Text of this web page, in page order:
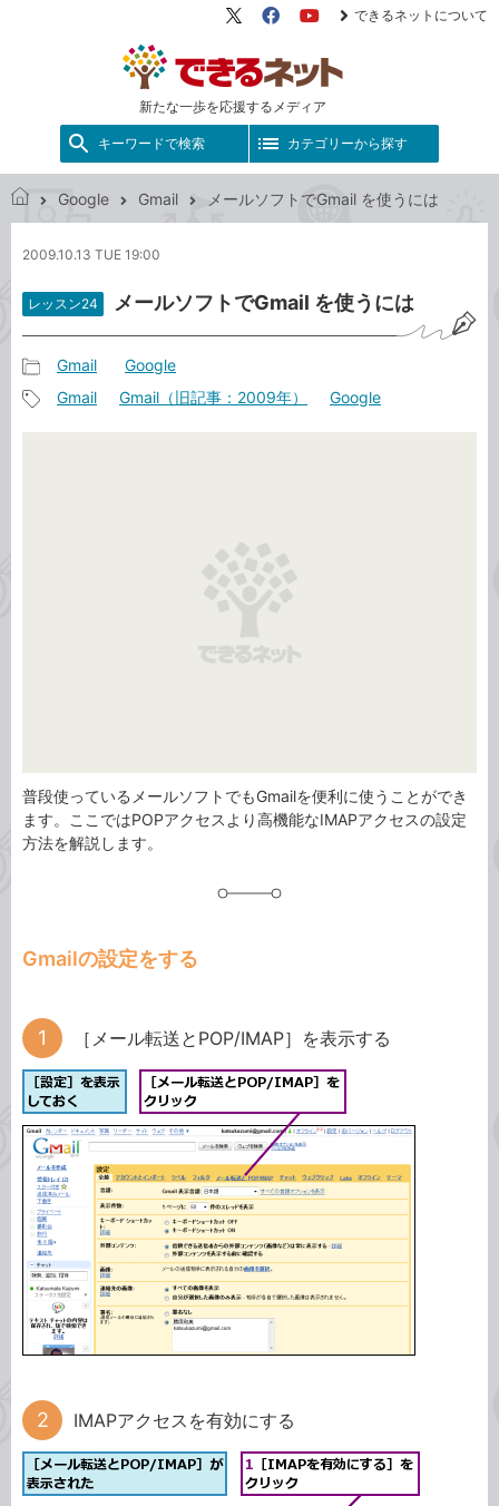
新たな一歩を応援するメディア
X（旧
FacebookYouTube
できるネットについて
キーワードで検索 カテゴリーから探す
る
ッ
ト
Google Gmail メールソフトでGmail を使うには
2009.10.13 TUE 19:00
レッスン24 メールソフトでGmail を使うには
事
カ
Gmail Google
Gmail Gmail（旧記事：2009年） Google
普段使っているメールソフトでもGmailを便利に使うことができ
ます。ここではPOPアクセスより高機能なIMAPアクセスの設定
方法を解説します。
Gmailの設定をする
［メール転送とPOP/IMAP］を表示する
IMAPアクセスを有効にする